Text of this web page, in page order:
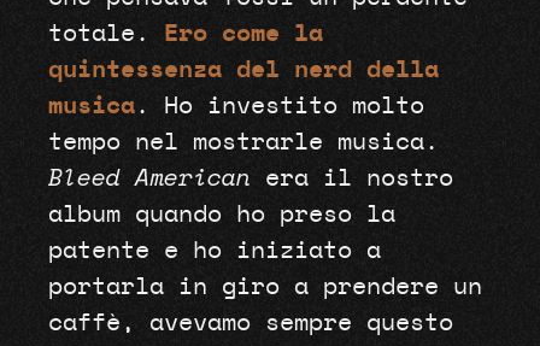
totale.
Ero come la
quintessenza del nerd della
musica. Ho investito molto
tempo nel mostrarle musica.
Bleed American era il nostro
album quando ho preso la
patente e ho iniziato a
portarla in giro a prendere un
caffè, avevamo sempre questo